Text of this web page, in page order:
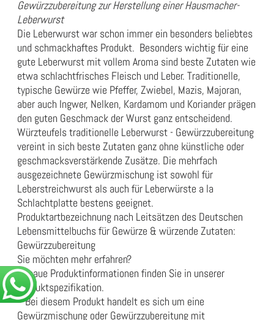
Gewürzzubereitung zur Herstellung einer Hausmacher-
Leberwurst
Die Leberwurst war schon immer ein besonders beliebtes
und schmackhaftes Produkt. Besonders wichtig für eine
gute Leberwurst mit vollem Aroma sind beste Zutaten wie
etwa schlachtfrisches Fleisch und Leber. Traditionelle,
typische Gewürze wie Pfeffer, Zwiebel, Mazis, Majoran,
aber auch Ingwer, Nelken, Kardamom und Koriander prägen
den guten Geschmack der Wurst ganz entscheidend.
Würzteufels traditionelle Leberwurst - Gewürzzubereitung
vereint in sich beste Zutaten ganz ohne künstliche oder
geschmacksverstärkende Zusätze. Die mehrfach
ausgezeichnete Gewürzmischung ist sowohl für
Leberstreichwurst als auch für Leberwürste a la
Schlachtplatte bestens geeignet.
Produktartbezeichnung nach Leitsätzen des Deutschen
Lebensmittelbuchs für Gewürze & würzende Zutaten:
Gewürzzubereitung
Sie möchten mehr erfahren?
Genaue Produktinformationen finden Sie in unserer
Produktspezifikation.
* Bei diesem Produkt handelt es sich um eine
Gewürzmischung oder Gewürzzubereitung mit